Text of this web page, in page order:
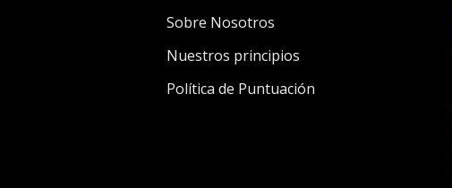
Sobre Nosotros
Nuestros principios
Política de Puntuación